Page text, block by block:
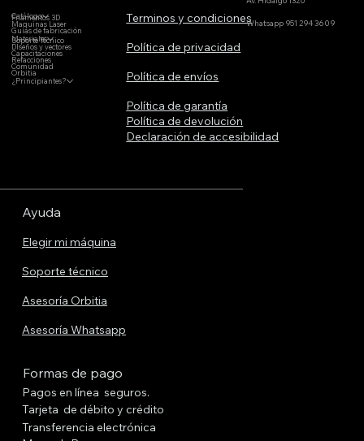
Catálogo
Filamentos 3D
Maquinas Laser
Guías de fabricación
Materiales
Soporte Técnico
DIseños y vectores
Capacitaciones
Refacciones
Comunidad
Orbitia
¿Principiantes?
Terminos y condiciones
Política de privacidad
Política de envíos
Política de garantía
Política de devolución
Declaración de accesibilidad
Ayuda
Elegir mi máquina
Soporte técnico
Asesoría Orbitia
Asesoría Whatsapp
Whatsapp 951 294 3609
Formas de pago
Pagos en línea seguros.
Tarjeta de débito y crédito
Transferencia electrónica